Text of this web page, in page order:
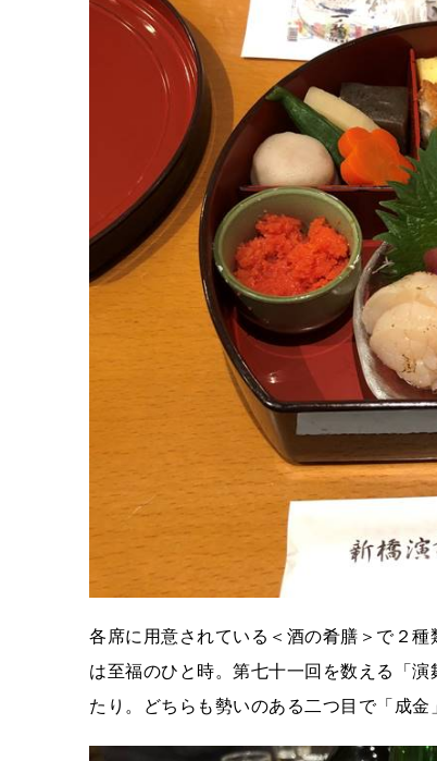
各席に用意されている＜酒の肴膳＞で２
は至福のひと時。第七十一回を数える「
たり。どちらも勢いのある二つ目で「成金